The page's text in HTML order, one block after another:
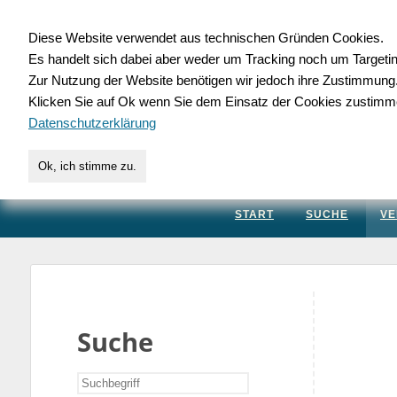
für Handwerk,
START SUCHE
Suche
Diese Website verwendet aus technischen Gründen Cookies.
Es handelt sich dabei aber weder um Tracking noch um
Zur Nutzung der Website benötigen wir jedoch ihre Zustimmung.
Klicken Sie auf Ok wenn Sie dem Einsatz der Cookies
Datenschutzerklärung
Ok, ich stimme zu.